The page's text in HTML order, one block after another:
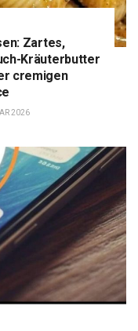
Zartes,
Kräuterbutter
cremigen
2026